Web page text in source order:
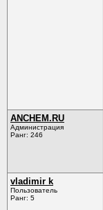
ANCHEM.RU
Администрация
Ранг: 246
vladimir k
Пользователь
Ранг: 5